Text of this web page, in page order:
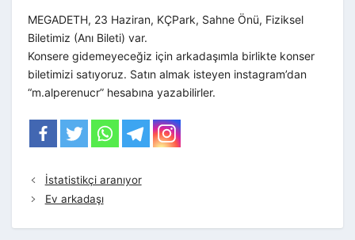
MEGADETH, 23 Haziran, KÇPark, Sahne Önü, Fiziksel
Biletimiz (Anı Bileti) var.
Konsere gidemeyeceğiz için arkadaşımla birlikte konser
biletimizi satıyoruz. Satın almak isteyen instagram’dan
“m.alperenucr” hesabına yazabilirler.
İstatistikçi aranıyor
Ev arkadaşı